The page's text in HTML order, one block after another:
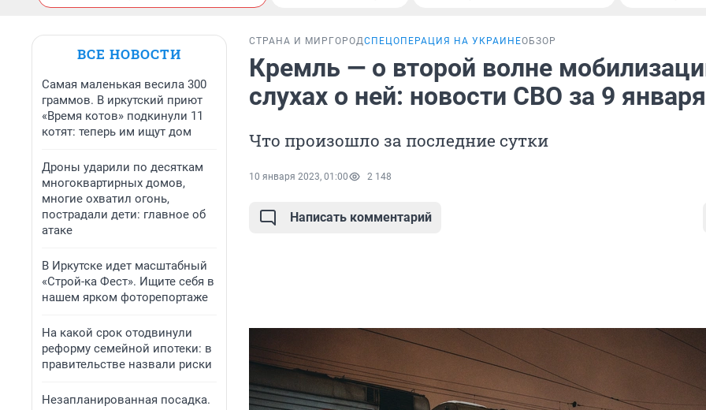
ВСЕ НОВОСТИ
Самая маленькая весила 300
граммов. В иркутский приют
«Время котов» подкинули 11
котят: теперь им ищут дом
Дроны ударили по десяткам
многоквартирных домов,
многие охватил огонь,
пострадали дети: главное об
атаке
В Иркутске идет масштабный
«Строй-ка Фест». Ищите себя в
нашем ярком фоторепортаже
На какой срок отодвинули
реформу семейной ипотеки: в
правительстве назвали риски
Незапланированная посадка.
СТРАНА И МИР ГОРОДСПЕЦОПЕРАЦИЯ НА УКРАИНЕОБЗОР
Кремль — о второй волне
слухах о ней: новости СВО за 9 января
Что произошло за последние сутки
10 января 2023, 01:00 2 148
Написать комментарий